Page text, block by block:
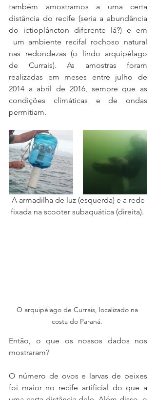
também amostramos a uma certa
distância do recife (seria a abundância
do ictioplâncton diferente lá?) e em
um ambiente recifal rochoso natural
nas redondezas (o lindo arquipélago
de Currais). As amostras foram
realizadas em meses entre julho de
2014 a abril de 2016, sempre que as
condições climáticas e de ondas
permitiam.
fixada na scooter subaquática (direita).
O arquipélago de Currais, localizado na
costa do Paraná.
Então, o que os nossos dados nos
mostraram?
O número de ovos e larvas de peixes
foi maior no recife artificial do que a